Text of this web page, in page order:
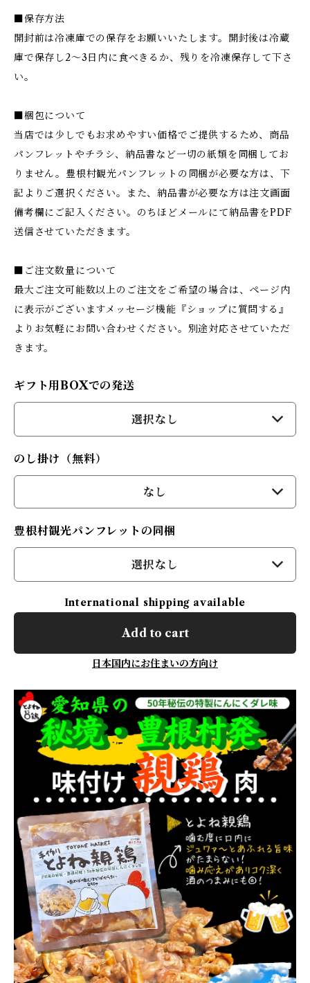
■保存方法
開封前は冷凍庫での保存をお願いいたします。開封後は冷蔵
庫で保存し2～3日内に食べきるか、残りを冷凍保存して下さ
い。
■梱包について
当店では少しでもお求めやすい価格でご提供するため、商品
パンフレットやチラシ、納品書など一切の紙類を同梱してお
りません。豊根村観光パンフレットの同梱が必要な方は、下
記よりご選択ください。また、納品書が必要な方は注文画面
備考欄にご記入ください。のちほどメールにて納品書をPDF
送信させていただきます。
■ご注文数量について
最大ご注文可能数以上のご注文をご希望の場合は、ページ内
に表示がございますメッセージ機能『ショップに質問する』
よりお気軽にお問い合わせください。別途対応させていただ
きます。
ギフト用BOXでの発送
選択なし
のし掛け（無料）
なし
豊根村観光パンフレットの同梱
選択なし
International shipping available
Add to cart
日本国内にお住まいの方向け